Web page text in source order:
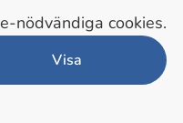
nödvändiga cookies.
Visa